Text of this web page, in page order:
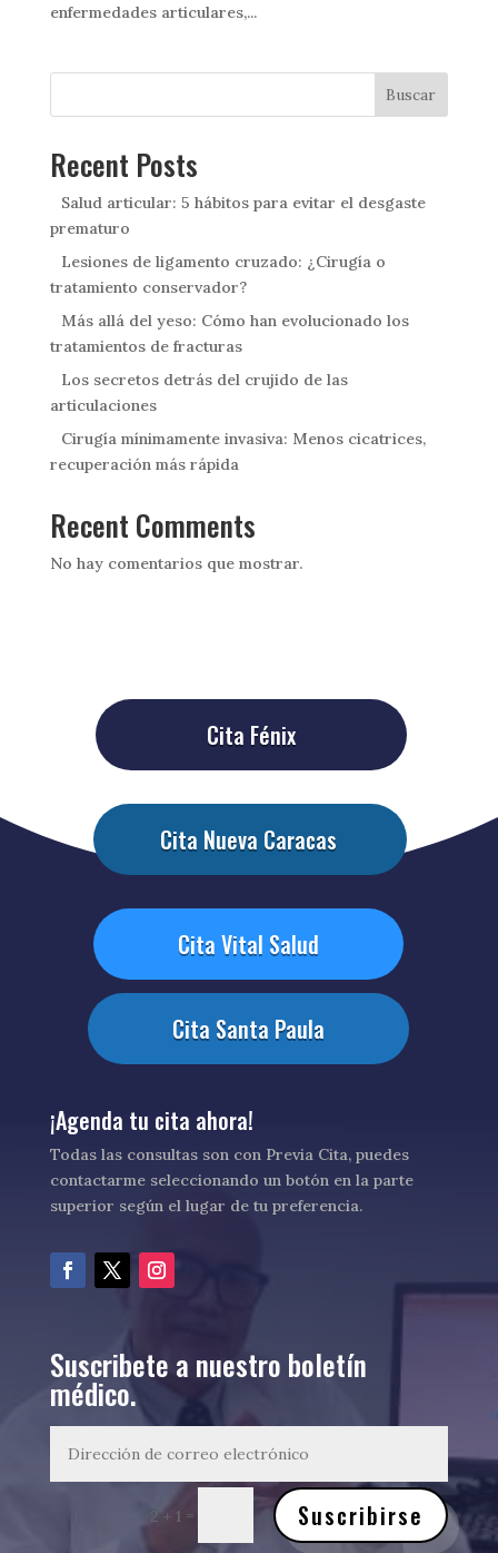
enfermedades articulares,...
Buscar
Recent Posts
Salud articular: 5 hábitos para evitar el desgaste
prematuro
Lesiones de ligamento cruzado: ¿Cirugía o
tratamiento conservador?
Más allá del yeso: Cómo han evolucionado los
tratamientos de fracturas
Los secretos detrás del crujido de las
articulaciones
Cirugía mínimamente invasiva: Menos cicatrices,
recuperación más rápida
Recent Comments
No hay comentarios que mostrar.
Cita Fénix
Cita Nueva Caracas
Cita Vital Salud
Cita Santa Paula
¡Agenda tu cita ahora!
Todas las consultas son con Previa Cita, puedes
contactarme seleccionando un botón en la parte
superior según el lugar de tu preferencia.
Suscribete a nuestro boletín
médico.
2 + 1 = Suscribirse